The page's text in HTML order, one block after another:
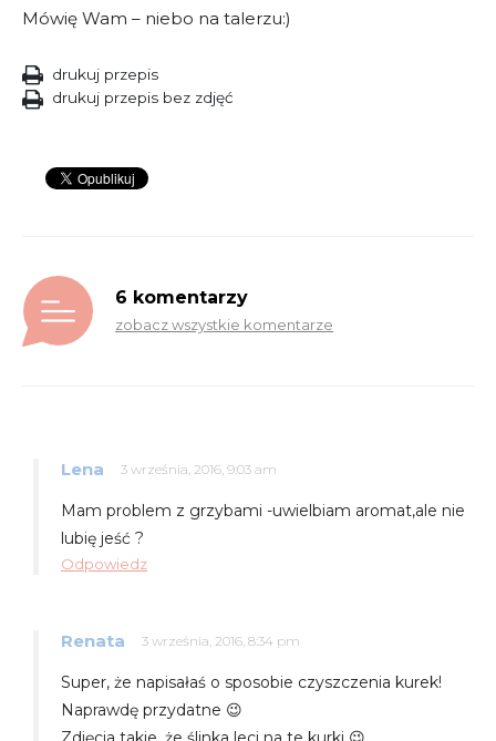
Mówię Wam – niebo na talerzu:)
drukuj przepis
drukuj przepis bez zdjęć
6 komentarzy
zobacz wszystkie komentarze
Lena 3 września, 2016, 9:03 am
Mam problem z grzybami -uwielbiam aromat,ale nie
lubię jeść ?
Odpowiedz
Renata 3 września, 2016, 8:34 pm
Super, że napisałaś o sposobie czyszczenia kurek!
Naprawdę przydatne 😉